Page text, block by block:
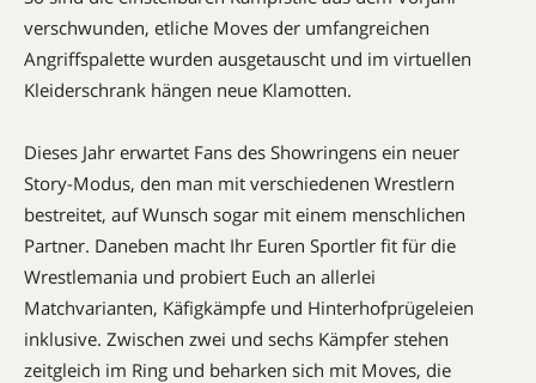
verschwunden, ­etliche ­Moves der umfangreichen
Angriffspalette wurden ausgetauscht und im virtuellen
Kleiderschrank hängen neue Klamotten.
Dieses Jahr erwartet Fans des Showringens ein neuer
Story-Modus, den man mit verschiedenen Wrestlern
bestreitet, auf Wunsch sogar mit einem menschlichen
Partner. Daneben macht Ihr Euren Sportler fit für die
Wrestlemania und probiert Euch an allerlei
Matchvarianten, ­Käfigkämpfe und Hinterhofprügeleien
inklusive. Zwischen zwei und sechs Kämpfer stehen
zeitgleich im Ring und beharken sich mit Moves, die